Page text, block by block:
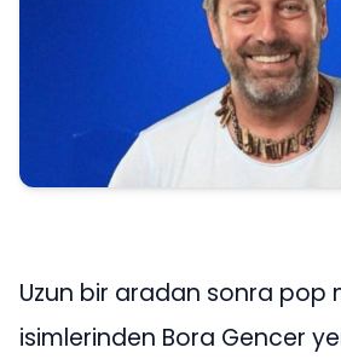
Uzun bir aradan sonra pop
isimlerinden Bora Gencer